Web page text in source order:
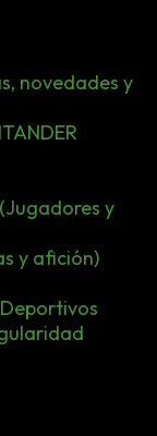
novedades y
y
y afición)